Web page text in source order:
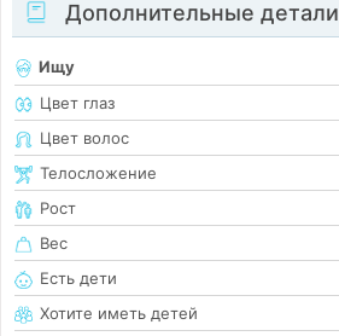
Дополнительные детали
Ищу
Цвет глаз
Цвет волос
Телосложение
Рост
Вес
Есть дети
Хотите иметь детей